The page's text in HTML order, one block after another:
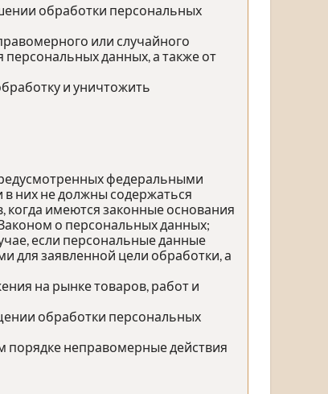
обработки персональных
или случайного
данных, а также от
и уничтожить
федеральными
них не должны содержаться
когда имеются законные основания
о персональных данных;
если персональные данные
для заявленной цели обработки, а
на рынке товаров, работ и
обработки персональных
порядке неправомерные действия